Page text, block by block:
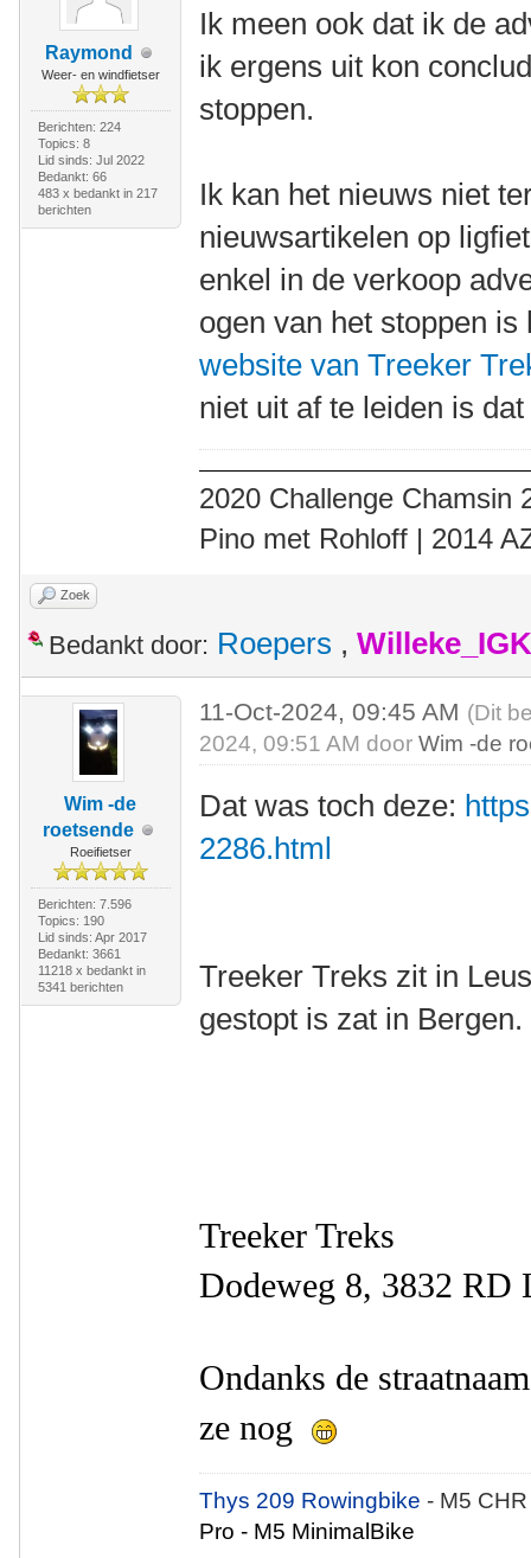
Raymond
Weer- en windfietser
Berichten: 224
Topics: 8
Lid sinds: Jul 2022
Bedankt: 66
483 x bedankt in 217
berichten
Ik meen ook dat ik de
ik ergens uit kon
stoppen.
Ik kan het nieuws niet
nieuwsartikelen op
enkel in de verkoop
ogen van het stoppen
website van Treeker
niet uit af te leiden is
2020 Challenge Chamsin
Pino met Rohloff | 2014
Zoek
Bedankt door: Roepers ,
Wim -de
roetsende
Roeifietser
Berichten: 7.596
Topics: 190
Lid sinds: Apr 2017
Bedankt: 3661
11218 x bedankt in
5341 berichten
11-Oct-2024, 09:45 AM (Dit
2024, 09:51 AM doorWim -de
Dat was toch deze:
2286.html
Treeker Treks zit in
gestopt is zat in Bergen.
Treeker Treks
Dodeweg 8, 3832 RD
Ondanks de
ze nog
Thys 209 Rowingbike- M5
Pro - M5 MinimalBike